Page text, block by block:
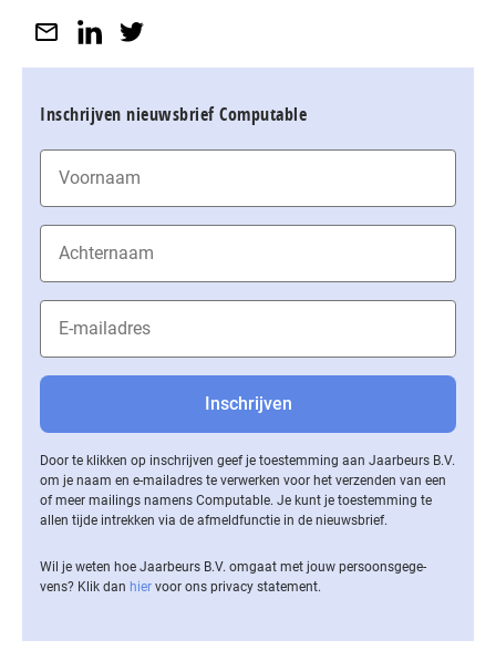
Inschrijven nieuwsbrief Computable
Door te klikken op inschrijven geef je toestemming aan Jaarbeurs B.V.
om je naam en e-mailadres te verwerken voor het verzenden van een
of meer mailings namens Computable. Je kunt je toestemming te
allen tijde intrekken via de af­meld­func­tie in de nieuwsbrief.
Wil je weten hoe Jaarbeurs B.V. omgaat met jouw per­soons­ge­ge­
vens? Klik dan hier voor ons privacy statement.